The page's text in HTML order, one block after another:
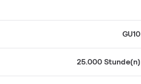
GU10
25.000 Stunde(n)